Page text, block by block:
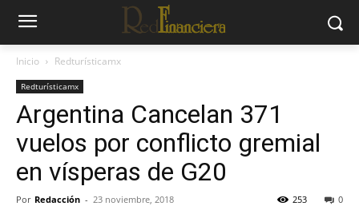
Inicio Redturísticamx
Redturísticamx
Argentina Cancelan 371
vuelos por conflicto gremial
en vísperas de G20
Por Redacción - 23 noviembre, 2018 0
253